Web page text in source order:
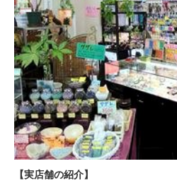
16ミリ 7,810円 18
-
20ミリ 16,500円
【実店舗の紹介】